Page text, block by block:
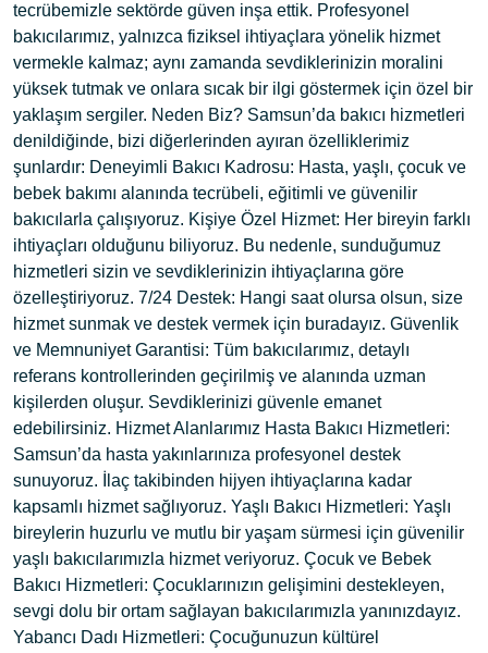
tecrübemizle sektörde güven inşa ettik. Profesyonel
bakıcılarımız, yalnızca fiziksel ihtiyaçlara yönelik hizmet
vermekle kalmaz; aynı zamanda sevdiklerinizin moralini
yüksek tutmak ve onlara sıcak bir ilgi göstermek için özel bir
yaklaşım sergiler. Neden Biz? Samsun’da bakıcı hizmetleri
denildiğinde, bizi diğerlerinden ayıran özelliklerimiz
şunlardır: Deneyimli Bakıcı Kadrosu: Hasta, yaşlı, çocuk ve
bebek bakımı alanında tecrübeli, eğitimli ve güvenilir
bakıcılarla çalışıyoruz. Kişiye Özel Hizmet: Her bireyin farklı
ihtiyaçları olduğunu biliyoruz. Bu nedenle, sunduğumuz
hizmetleri sizin ve sevdiklerinizin ihtiyaçlarına göre
özelleştiriyoruz. 7/24 Destek: Hangi saat olursa olsun, size
hizmet sunmak ve destek vermek için buradayız. Güvenlik
ve Memnuniyet Garantisi: Tüm bakıcılarımız, detaylı
referans kontrollerinden geçirilmiş ve alanında uzman
kişilerden oluşur. Sevdiklerinizi güvenle emanet
edebilirsiniz. Hizmet Alanlarımız Hasta Bakıcı Hizmetleri:
Samsun’da hasta yakınlarınıza profesyonel destek
sunuyoruz. İlaç takibinden hijyen ihtiyaçlarına kadar
kapsamlı hizmet sağlıyoruz. Yaşlı Bakıcı Hizmetleri: Yaşlı
bireylerin huzurlu ve mutlu bir yaşam sürmesi için güvenilir
yaşlı bakıcılarımızla hizmet veriyoruz. Çocuk ve Bebek
Bakıcı Hizmetleri: Çocuklarınızın gelişimini destekleyen,
sevgi dolu bir ortam sağlayan bakıcılarımızla yanınızdayız.
Yabancı Dadı Hizmetleri: Çocuğunuzun kültürel